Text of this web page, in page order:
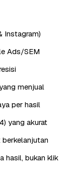
Instagram)
Ads/SEM
menjual
per hasil
yang akurat
hasil, bukan klik